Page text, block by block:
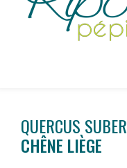
QUERCUS SUBER
CHÊNE LIÈGE